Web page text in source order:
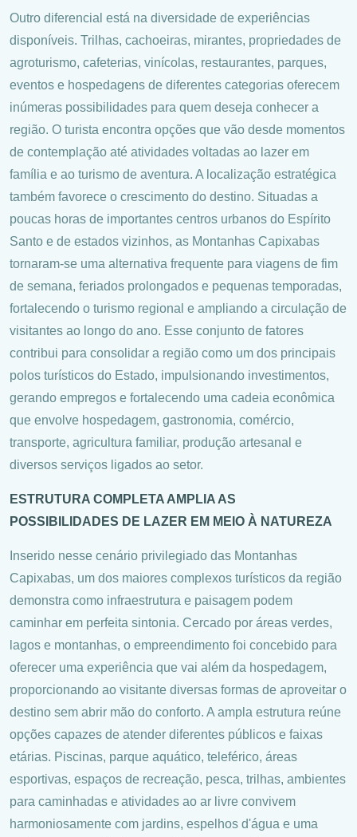
Outro diferencial está na diversidade de experiências
disponíveis. Trilhas, cachoeiras, mirantes, propriedades de
agroturismo, cafeterias, vinícolas, restaurantes, parques,
eventos e hospedagens de diferentes categorias oferecem
inúmeras possibilidades para quem deseja conhecer a
região. O turista encontra opções que vão desde momentos
de contemplação até atividades voltadas ao lazer em
família e ao turismo de aventura. A localização estratégica
também favorece o crescimento do destino. Situadas a
poucas horas de importantes centros urbanos do Espírito
Santo e de estados vizinhos, as Montanhas Capixabas
tornaram-se uma alternativa frequente para viagens de fim
de semana, feriados prolongados e pequenas temporadas,
fortalecendo o turismo regional e ampliando a circulação de
visitantes ao longo do ano. Esse conjunto de fatores
contribui para consolidar a região como um dos principais
polos turísticos do Estado, impulsionando investimentos,
gerando empregos e fortalecendo uma cadeia econômica
que envolve hospedagem, gastronomia, comércio,
transporte, agricultura familiar, produção artesanal e
diversos serviços ligados ao setor.
ESTRUTURA COMPLETA AMPLIA AS
POSSIBILIDADES DE LAZER EM MEIO À NATUREZA
Inserido nesse cenário privilegiado das Montanhas
Capixabas, um dos maiores complexos turísticos da região
demonstra como infraestrutura e paisagem podem
caminhar em perfeita sintonia. Cercado por áreas verdes,
lagos e montanhas, o empreendimento foi concebido para
oferecer uma experiência que vai além da hospedagem,
proporcionando ao visitante diversas formas de aproveitar o
destino sem abrir mão do conforto. A ampla estrutura reúne
opções capazes de atender diferentes públicos e faixas
etárias. Piscinas, parque aquático, teleférico, áreas
esportivas, espaços de recreação, pesca, trilhas, ambientes
para caminhadas e atividades ao ar livre convivem
harmoniosamente com jardins, espelhos d'água e uma